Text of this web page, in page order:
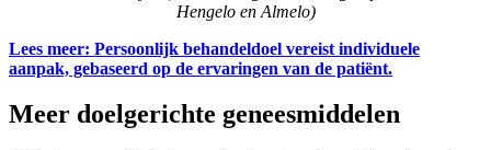
Hengelo en Almelo)
Lees meer: Persoonlijk behandeldoel vereist individuele
aanpak, gebaseerd op de ervaringen van de patiënt.
Meer doelgerichte geneesmiddelen